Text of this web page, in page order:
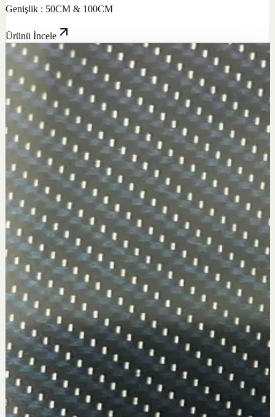
Genişlik : 50CM & 100CM
Ürünü İncele